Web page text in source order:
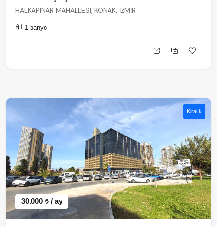
HALKAPINAR MAHALLESİ, KONAK, İZMİR
1 banyo
Kiralık
30.000 ₺ / ay